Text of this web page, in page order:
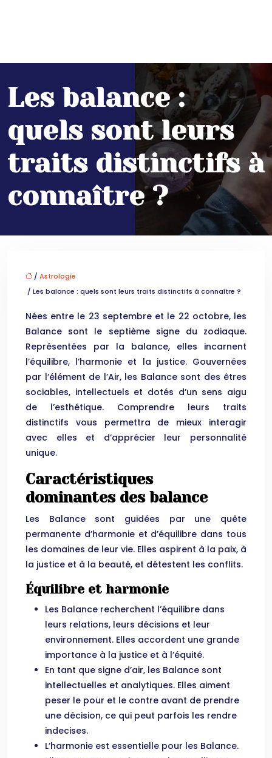
Les balance :
quels sont leurs
traits distinctifs à
connaître ?
/ Astrologie
/ Les balance : quels sont leurs traits distinctifs à connaître ?
Nées entre le 23 septembre et le 22 octobre, les
Balance sont le septième signe du zodiaque.
Représentées par la balance, elles incarnent
l’équilibre, l’harmonie et la justice. Gouvernées
par l’élément de l’Air, les Balance sont des êtres
sociables, intellectuels et dotés d’un sens aigu
de l’esthétique. Comprendre leurs traits
distinctifs vous permettra de mieux interagir
avec elles et d’apprécier leur personnalité
unique.
Caractéristiques
dominantes des balance
Les Balance sont guidées par une quête
permanente d’harmonie et d’équilibre dans tous
les domaines de leur vie. Elles aspirent à la paix, à
la justice et à la beauté, et détestent les conflits.
Équilibre et harmonie
Les Balance recherchent l’équilibre dans
leurs relations, leurs décisions et leur
environnement. Elles accordent une grande
importance à la justice et à l’équité.
En tant que signe d’air, les Balance sont
intellectuelles et analytiques. Elles aiment
peser le pour et le contre avant de prendre
une décision, ce qui peut parfois les rendre
indecises.
L’harmonie est essentielle pour les Balance.